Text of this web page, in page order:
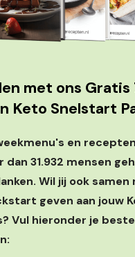
met ons Gratis
Keto Snelstart
en
dan 31.932 mensen
Wil jij ook samen
geven aan jouw
Vul hieronder je